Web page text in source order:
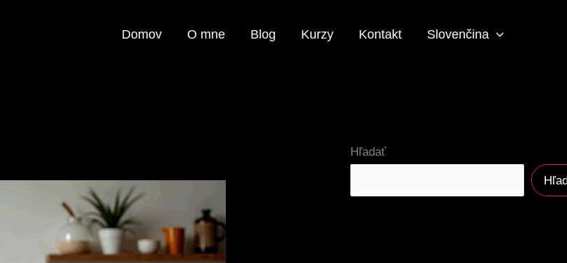
Domov O mne Blog Kurzy Kontakt Slovenčina
Hľadať